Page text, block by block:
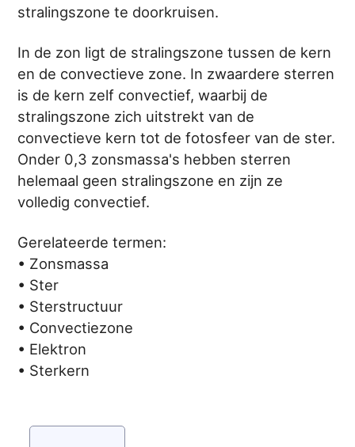
stralingszone te doorkruisen.
In de zon ligt de stralingszone tussen de kern
en de convectieve zone. In zwaardere sterren
is de kern zelf convectief, waarbij de
stralingszone zich uitstrekt van de
convectieve kern tot de fotosfeer van de ster.
Onder 0,3 zonsmassa's hebben sterren
helemaal geen stralingszone en zijn ze
volledig convectief.
Gerelateerde termen:
• Zonsmassa
• Ster
• Sterstructuur
• Convectiezone
• Elektron
• Sterkern